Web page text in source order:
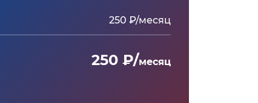
250 ₽/месяц
250 ₽/месяц